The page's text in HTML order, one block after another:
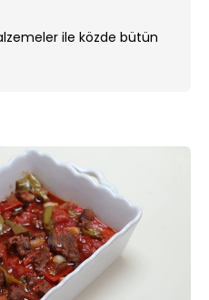
ile közde bütün